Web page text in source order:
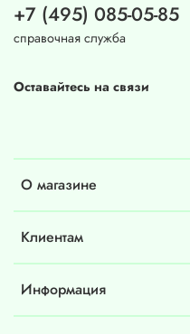
О магазине
Клиентам
Информация
+7 (495) 085-05-85
справочная служба
Оставайтесь на связи